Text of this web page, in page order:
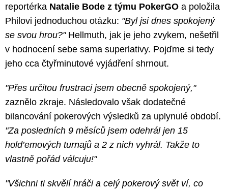
reportérka Natalie Bode z týmu PokerGO a položila
Philovi jednoduchou otázku: "Byl jsi dnes spokojený
se svou hrou?" Hellmuth, jak je jeho zvykem, nešetřil
v hodnocení sebe sama superlativy. Pojďme si tedy
jeho cca čtyřminutové vyjádření shrnout.
"Přes určitou frustraci jsem obecně spokojený,"
zaznělo zkraje. Následovalo však dodatečné
bilancování pokerových výsledků za uplynulé období.
"Za posledních 9 měsíců jsem odehrál jen 15
hold’emových turnajů a 2 z nich vyhrál. Takže to
vlastně pořád válcuju!"
"Všichni ti skvělí hráči a celý pokerový svět ví, co